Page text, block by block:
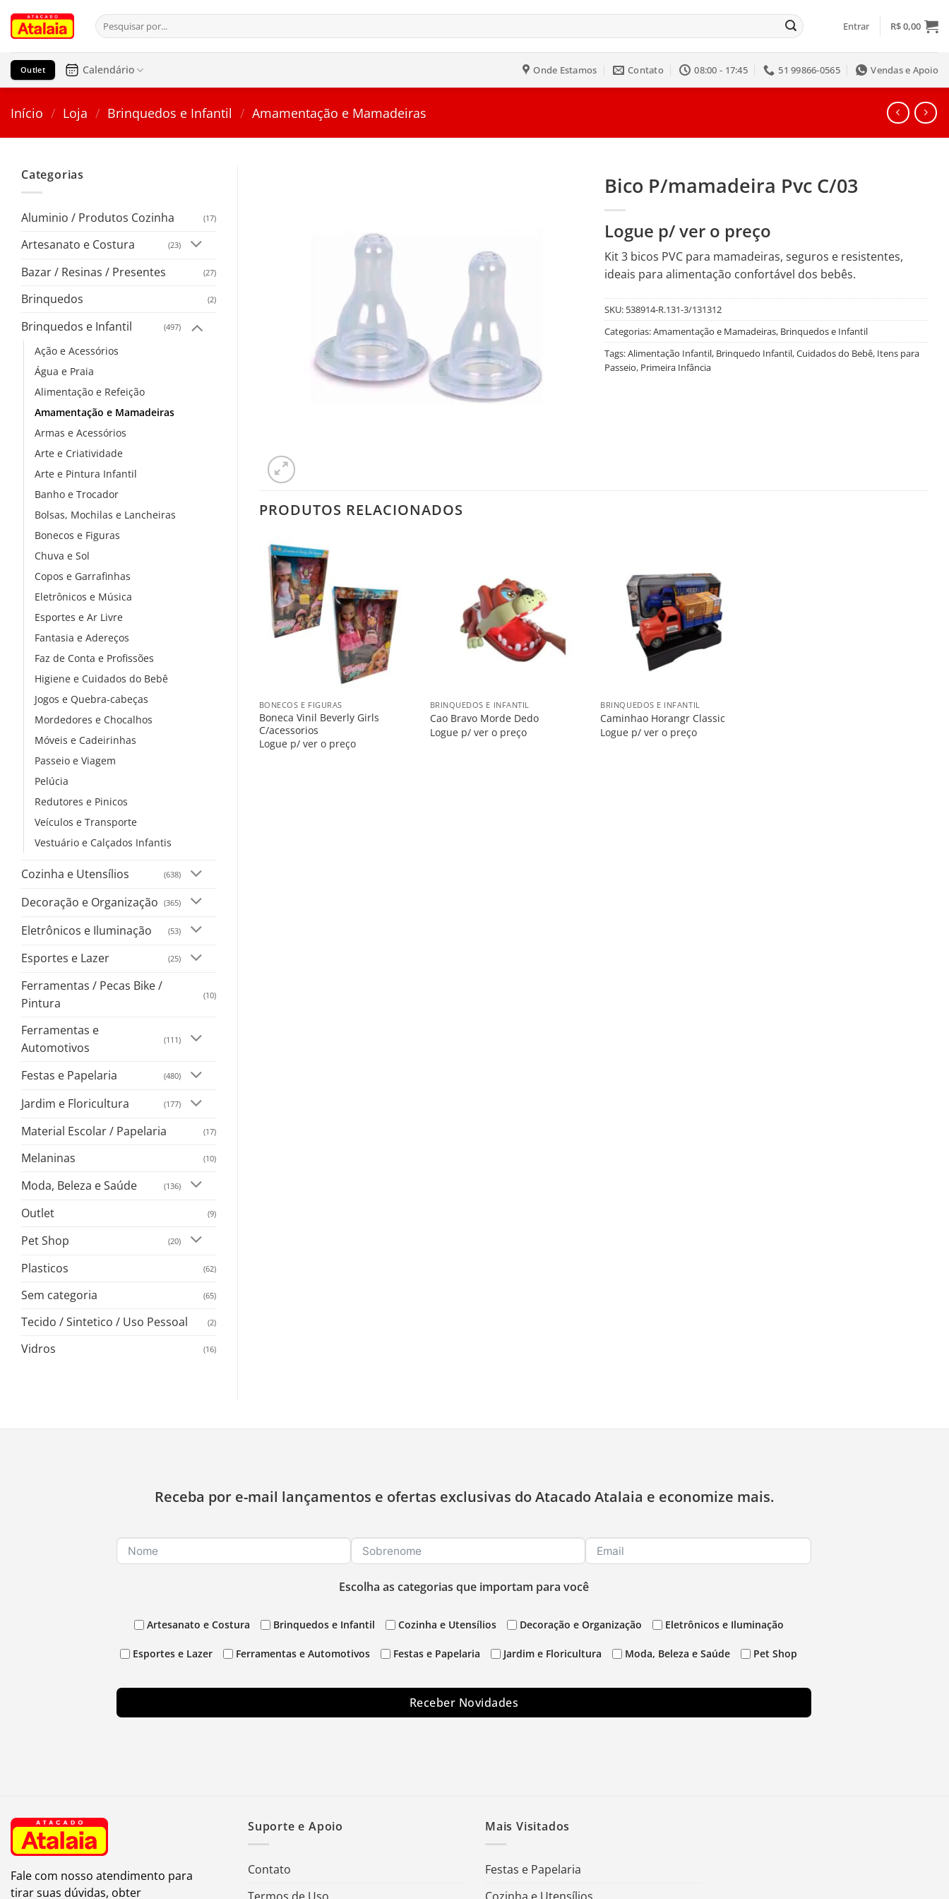
para
conteúdo
Pesquisar
por:
Entrar R$0,00
Outlet Calendário Onde Estamos Contato 08:00 - 17:45 51 99866-0565 Vendas e Apoio
Início / Loja / Brinquedos e Infantil / Amamentação e Mamadeiras
Categorias
Aluminio / Produtos Cozinha (17)
Artesanato e Costura (23)
Bazar / Resinas / Presentes (27)
Brinquedos (2)
Brinquedos e Infantil (497)
Ação e Acessórios
Água e Praia
Alimentação e Refeição
Amamentação e Mamadeiras
Armas e Acessórios
Arte e Criatividade
Arte e Pintura Infantil
Banho e Trocador
Bolsas, Mochilas e Lancheiras
Bonecos e Figuras
Chuva e Sol
Copos e Garrafinhas
Eletrônicos e Música
Esportes e Ar Livre
Fantasia e Adereços
Faz de Conta e Profissões
Higiene e Cuidados do Bebê
Jogos e Quebra-cabeças
Mordedores e Chocalhos
Móveis e Cadeirinhas
Passeio e Viagem
Pelúcia
Redutores e Pinicos
Veículos e Transporte
Vestuário e Calçados Infantis
Cozinha e Utensílios (638)
Decoração e Organização (365)
Eletrônicos e Iluminação (53)
Esportes e Lazer (25)
Ferramentas / Pecas Bike /
Pintura
(10)
Ferramentas e
Automotivos
(111)
Festas e Papelaria (480)
Jardim e Floricultura (177)
Material Escolar / Papelaria (17)
Melaninas (10)
Moda, Beleza e Saúde (136)
Outlet (9)
Pet Shop (20)
Plasticos (62)
Sem categoria (65)
Tecido / Sintetico / Uso Pessoal (2)
Vidros (16)
Bico P/mamadeira Pvc C/03
Logue p/ ver o preço
Kit 3 bicos PVC para mamadeiras, seguros e resistentes,
ideais para alimentação confortável dos bebês.
SKU: 538914-R.131-3/131312
Categorias:Amamentação e Mamadeiras, Brinquedos e Infantil
Tags:Alimentação Infantil, Brinquedo Infantil,Cuidados do Bebê, Itens para
Passeio, Primeira Infância
PRODUTOS RELACIONADOS
Lista
BONECOS E FIGURAS
Boneca Vinil Beverly Girls
C/acessorios
Logue p/ ver o preço
BRINQUEDOS E INFANTIL
Cao Bravo Morde Dedo
Logue p/ ver o preço
BRINQUEDOS E INFANTIL
Caminhao Horangr Classic
Logue p/ ver o preço
Receba por e-mail lançamentos e ofertas exclusivas do Atacado Atalaia e economize mais.
Escolha as categorias que importam para você
Artesanato e Costura Brinquedos e Infantil Cozinha e Utensílios Decoração e Organização Eletrônicos e Iluminação
Esportes e Lazer Ferramentas e Automotivos Festas e Papelaria Jardim e Floricultura Moda, Beleza e Saúde Pet Shop
Receber Novidades
Fale com nosso atendimento para
tirar suas dúvidas, obter
Suporte e Apoio
Contato
Mais Visitados
Festas e Papelaria